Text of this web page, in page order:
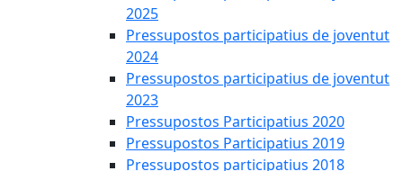
2025
Pressupostos participatius de joventut
2024
Pressupostos participatius de joventut
2023
Pressupostos Participatius 2020
Pressupostos Participatius 2019
Pressupostos participatius 2018